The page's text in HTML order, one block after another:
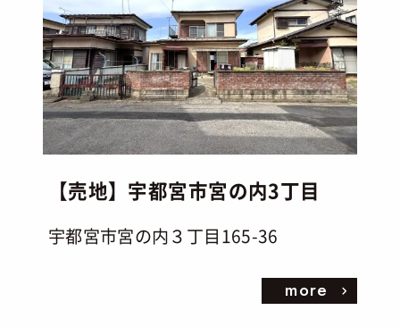
【売地】宇都宮市宮の内3丁目
宇都宮市宮の内３丁目165-36
more